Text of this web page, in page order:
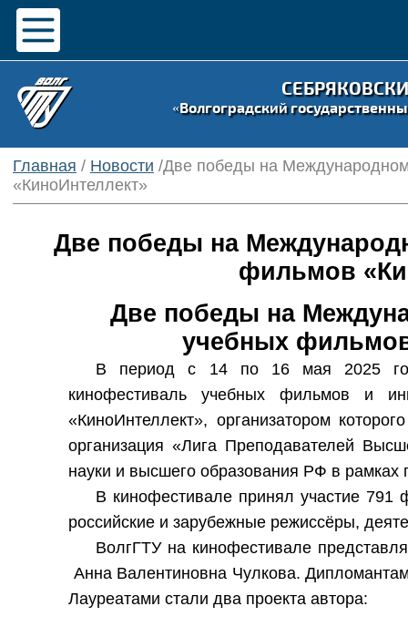
«Волгоградский
Главная / Новости /Две победы на
«КиноИнтеллект»
Две победы на
фильмов
Две победы на
учебных
В период с 14 по 16 мая 2025
кинофестиваль учебных фильмов и
«КиноИнтеллект», организатором
организация «Лига Преподавателей
науки и высшего образования РФ в
В кинофестивале принял участие
российские и зарубежные режиссёры,
ВолгГТУ на кинофестивале
Анна Валентиновна Чулкова.
Лауреатами стали два проекта автора: